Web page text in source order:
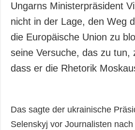
Ungarns Ministerpräsident
nicht in der Lage, den Weg
die Europäische Union zu
seine Versuche, das zu tun,
dass er die Rhetorik
Das sagte der ukrainische
Selenskyj vor Journalisten